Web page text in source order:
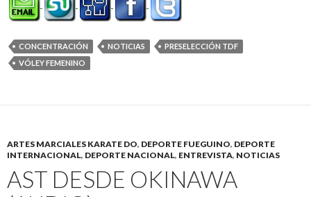
CONCENTRACIÓN NOTICIAS
PRESELECCIÓN TDF
VÓLEY FEMENINO
ARTES MARCIALES KARATE DO, DEPORTE FUEGUINO, DEPORTE
INTERNACIONAL, DEPORTE NACIONAL, ENTREVISTA, NOTICIAS
AST DESDE OKINAWA